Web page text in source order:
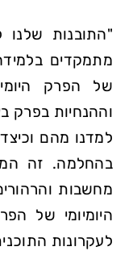
"התובנות
מתמקדים
של הפרק
וההנחיות בפרק
למדנו מהם
בהחלמה. זה
מחשבות
היומיומי של
לעקרונות